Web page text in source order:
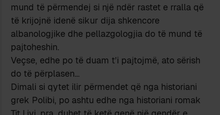
mund të përmendej si një ndër rastet e rralla që
të krijojnë idenë sikur dija shkencore
albanologjike dhe pellazgologjia do të mund të
pajtoheshin.
Veçse, edhe po të duam t’i pajtojmë, ato sërish
do të përplasen…
Dimali si qytet ilir përmendet që nga historiani
grek Polibi, po ashtu edhe nga historiani romak